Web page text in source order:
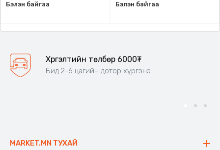
Бэлэн байгаа Бэлэн байгаа
Хүргэлтийн төлбөр 6000₮
Бид 2-6 цагийн дотор хүргэнэ
MARKET.MN ТУХАЙ